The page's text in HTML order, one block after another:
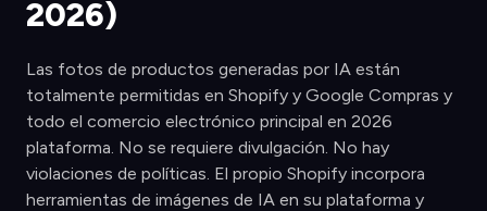
2026)
Las fotos de productos generadas por IA están
totalmente permitidas en Shopify y Google Compras y
todo el comercio electrónico principal en 2026
plataforma. No se requiere divulgación. No hay
violaciones de políticas. El propio Shopify incorpora
herramientas de imágenes de IA en su plataforma y